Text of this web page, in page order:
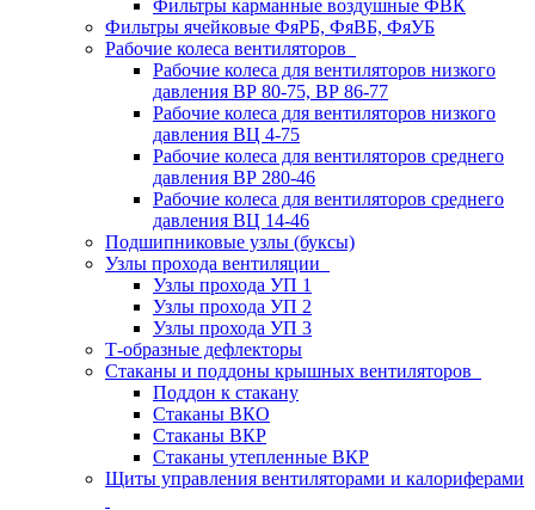
Фильтры карманные воздушные ФВК
Фильтры ячейковые ФяРБ, ФяВБ, ФяУБ
Рабочие колеса вентиляторов
Рабочие колеса для вентиляторов низкого
давления ВР 80-75, ВР 86-77
Рабочие колеса для вентиляторов низкого
давления ВЦ 4-75
Рабочие колеса для вентиляторов среднего
давления ВР 280-46
Рабочие колеса для вентиляторов среднего
давления ВЦ 14-46
Подшипниковые узлы (буксы)
Узлы прохода вентиляции
Узлы прохода УП 1
Узлы прохода УП 2
Узлы прохода УП 3
Т-образные дефлекторы
Стаканы и поддоны крышных вентиляторов
Поддон к стакану
Стаканы ВКО
Стаканы ВКР
Стаканы утепленные ВКР
Щиты управления вентиляторами и калориферами